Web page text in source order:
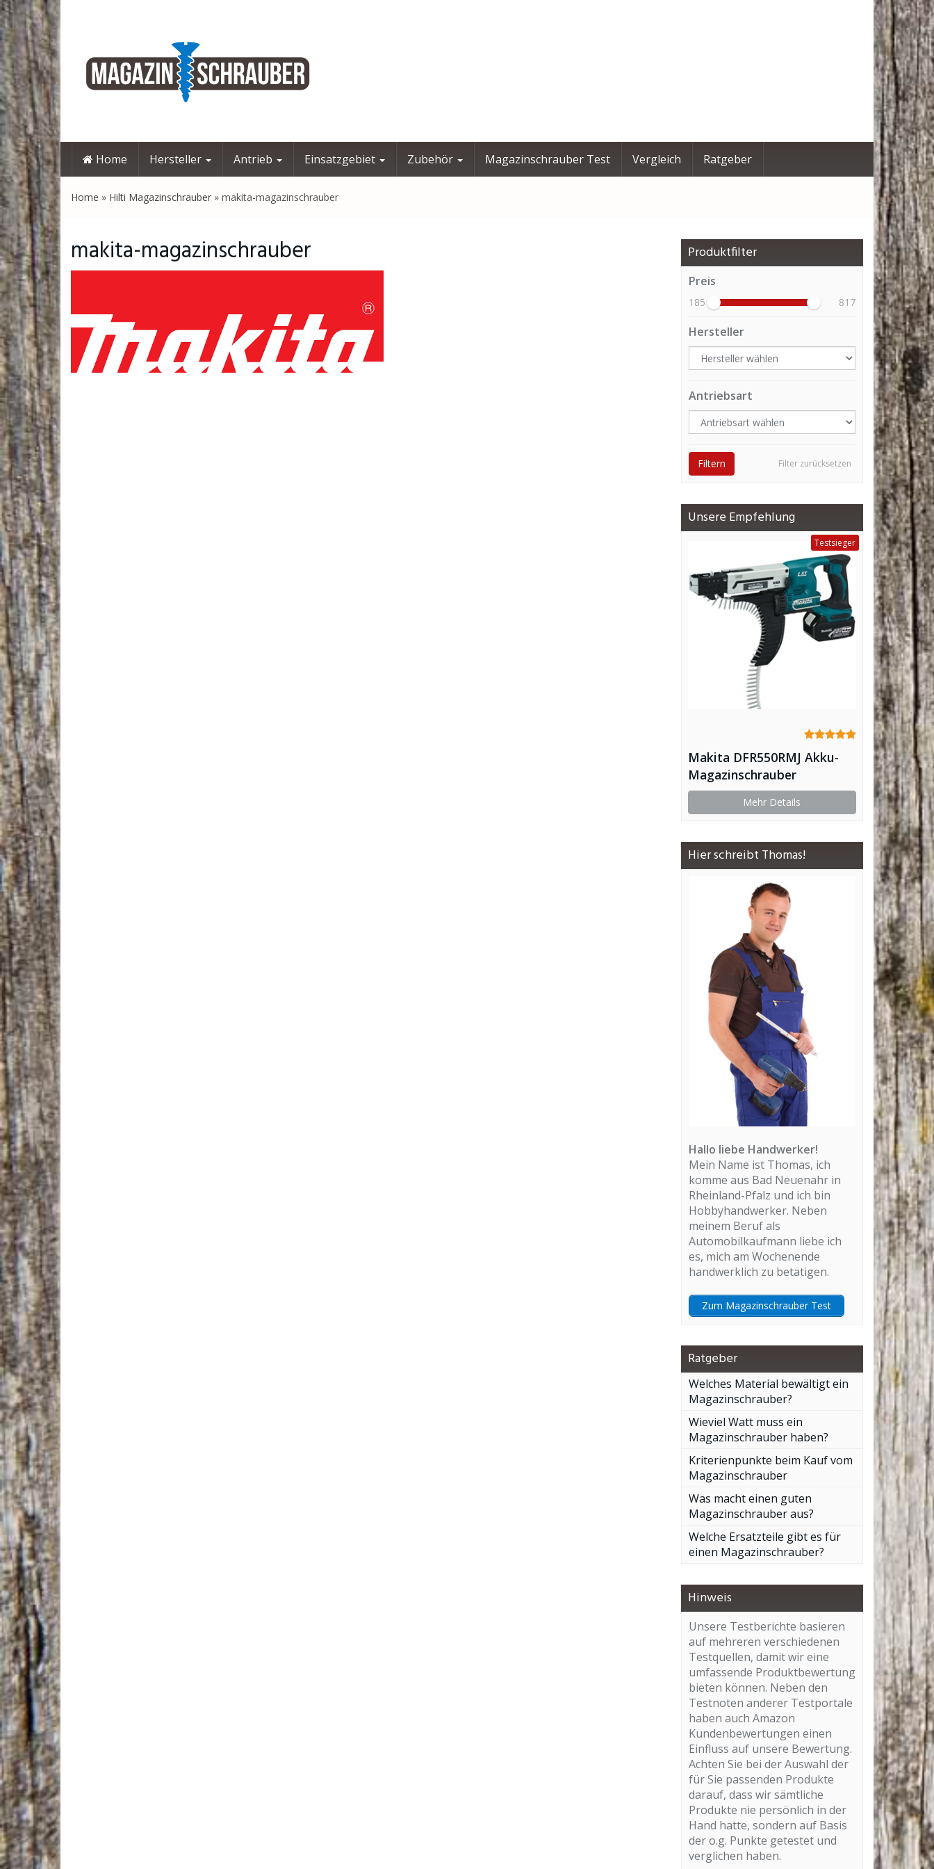
Skip
to
main
content
Home Hersteller Antrieb Einsatzgebiet Zubehör Magazinschrauber Test Vergleich Ratgeber
Home » Hilti Magazinschrauber » makita-magazinschrauber
makita-magazinschrauber Produktfilter
Preis
185 817
Hersteller
Antriebsart
Filter zurücksetzen
Filtern
Unsere Empfehlung
Testsieger
Makita DFR550RMJ Akku-
Magazinschrauber
Mehr Details
Hier schreibt Thomas!
Hallo liebe Handwerker!
Mein Name ist Thomas, ich
komme aus Bad Neuenahr in
Rheinland-Pfalz und ich bin
Hobbyhandwerker. Neben
meinem Beruf als
Automobilkaufmann liebe ich
es, mich am Wochenende
handwerklich zu betätigen.
Zum Magazinschrauber Test
Ratgeber
Welches Material bewältigt ein
Magazinschrauber?
Wieviel Watt muss ein
Magazinschrauber haben?
Kriterienpunkte beim Kauf vom
Magazinschrauber
Was macht einen guten
Magazinschrauber aus?
Welche Ersatzteile gibt es für
einen Magazinschrauber?
Hinweis
Unsere Testberichte basieren
auf mehreren verschiedenen
Testquellen, damit wir eine
umfassende Produktbewertung
bieten können. Neben den
Testnoten anderer Testportale
haben auch Amazon
Kundenbewertungen einen
Einfluss auf unsere Bewertung.
Achten Sie bei der Auswahl der
für Sie passenden Produkte
darauf, dass wir sämtliche
Produkte nie persönlich in der
Hand hatte, sondern auf Basis
der o.g. Punkte getestet und
verglichen haben.